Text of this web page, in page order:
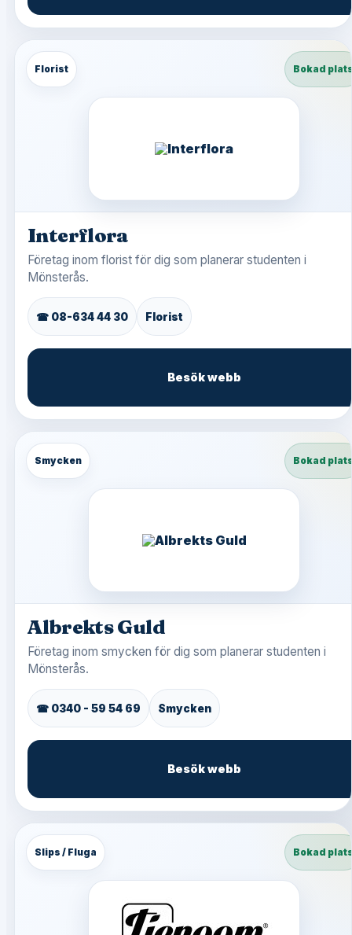
Florist Bokad
Interflora
Företag inom florist för dig som planerar studenten i
Mönsterås.
☎ 08-634 44 30 Florist
Besök webb
Smycken Bokad
Albrekts Guld
Företag inom smycken för dig som planerar studenten i
Mönsterås.
☎ 0340 - 59 54 69 Smycken
Besök webb
Slips / Fluga Bokad